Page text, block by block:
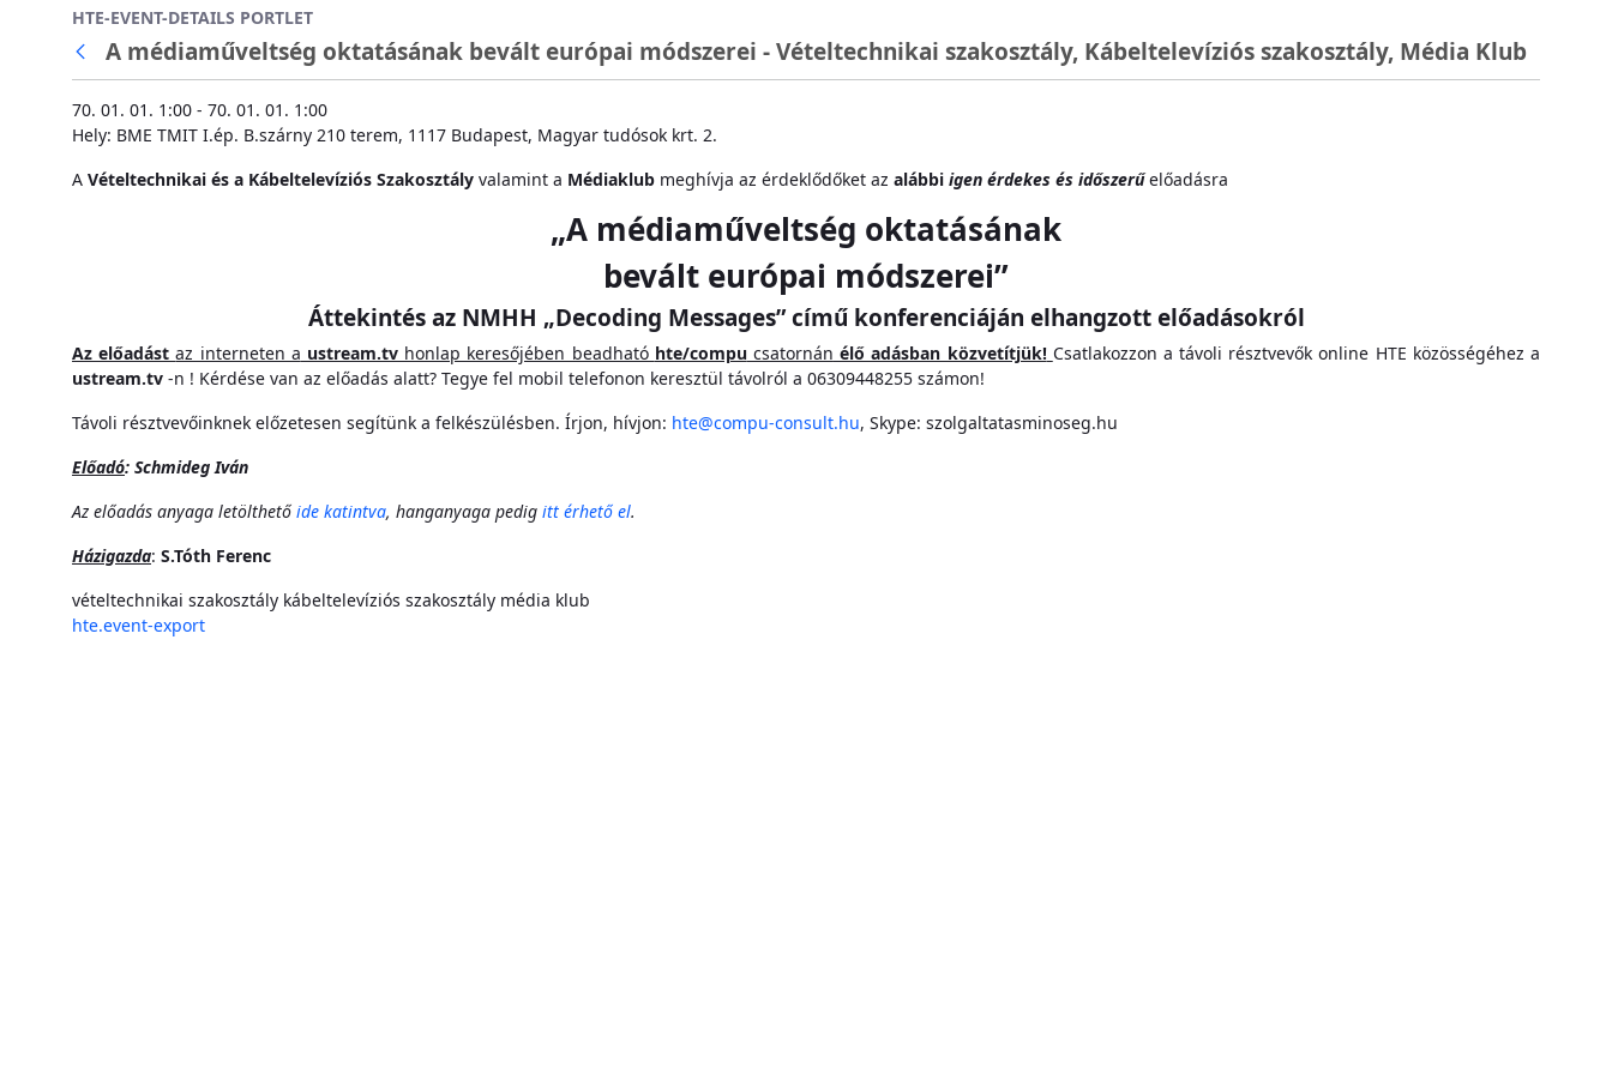
Ugrás a fő tartalomhoz
HTE-EVENT-DETAILS PORTLET
A médiaműveltség oktatásának bevált európai módszerei - Vételtechnikai szakosztály, Kábeltelevíziós szakosztály, Média Klub
70. 01. 01. 1:00 - 70. 01. 01. 1:00
Hely: BME TMIT I.ép. B.szárny 210 terem, 1117 Budapest, Magyar tudósok krt. 2.
A Vételtechnikai és a Kábeltelevíziós Szakosztály valamint a Médiaklub meghívja az érdeklődőket az alábbi igen érdekes és időszerű előadásra
„A médiaműveltség oktatásának
bevált európai módszerei”
Áttekintés az NMHH „Decoding Messages” című konferenciáján elhangzott előadásokról
Az előadástaz interneten a ustream.tvhonlap keresőjében beadható hte/compucsatornán élő adásban közvetítjük! Csatlakozzon a távoli résztvevők online HTE közösségéhez a
ustream.tv -n ! Kérdése van az előadás alatt? Tegye fel mobil telefonon keresztül távolról a 06309448255 számon!
Távoli résztvevőinknek előzetesen segítünk a felkészülésben. Írjon, hívjon: hte@compu-consult.hu, Skype: szolgaltatasminoseg.hu
Előadó: Schmideg Iván
Az előadás anyaga letölthető ide katintva, hanganyaga pedig itt érhető el.
Házigazda: S.Tóth Ferenc
vételtechnikai szakosztály kábeltelevíziós szakosztály média klub
hte.event-export